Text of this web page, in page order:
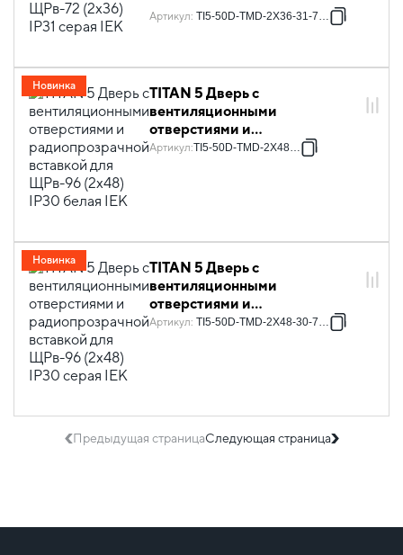
Артикул: TI5-50D-TMD-2X36-31-7035
TITAN 5 Дверь с
вентиляционными
отверстиями и
радиопрозрачной вставкой
Артикул:TI5-50D-TMD-2X48-30
Новинка
TITAN 5 Дверь с
вентиляционными
отверстиями и
радиопрозрачной вставкой
Артикул: TI5-50D-TMD-2X48-30-7035
Новинка
Предыдущая страницаСледующая страница